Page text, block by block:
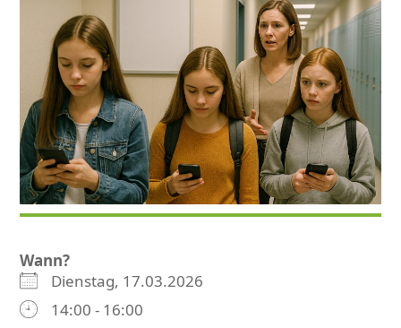
Wann?
Dienstag, 17.03.2026
14:00 - 16:00